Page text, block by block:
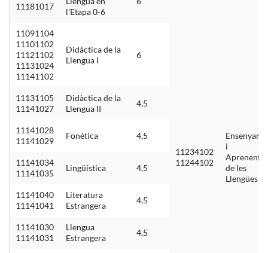
11234102
11244102
i
de les
Llengües II
11181017
l'Etapa 0-6
11091104
11101102
11121102
11131024
11141102
Didàctica de la
Llengua I
6
11131105
11141027
Didàctica de la
Llengua II
4,5
11141028
11141029
Fonètica 4,5
11141034
11141035
Lingüística 4,5
11141040
11141041
Literatura
Estrangera
4,5
11141030
11141031
Llengua
Estrangera
4,5